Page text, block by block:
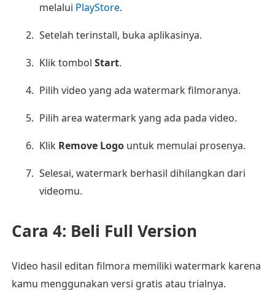
melalui PlayStore.
Setelah terinstall, buka aplikasinya.
Klik tombol Start.
Pilih video yang ada watermark filmoranya.
Pilih area watermark yang ada pada video.
Klik Remove Logountuk memulai prosenya.
Selesai, watermark berhasil dihilangkan dari
videomu.
Cara 4: Beli Full Version
Video hasil editan filmora memiliki watermark karena
kamu menggunakan versi gratis atau trialnya.